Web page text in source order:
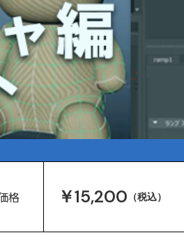
格 ￥15,200 （税込）